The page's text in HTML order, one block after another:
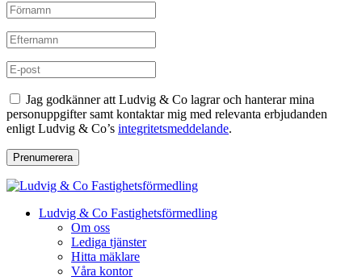
Jag godkänner att Ludvig & Co lagrar och hanterar mina
personuppgifter samt kontaktar mig med relevanta erbjudanden
enligt Ludvig & Co’s integritetsmeddelande.
Prenumerera
Ludvig & Co Fastighetsförmedling
Om oss
Lediga tjänster
Hitta mäklare
Våra kontor